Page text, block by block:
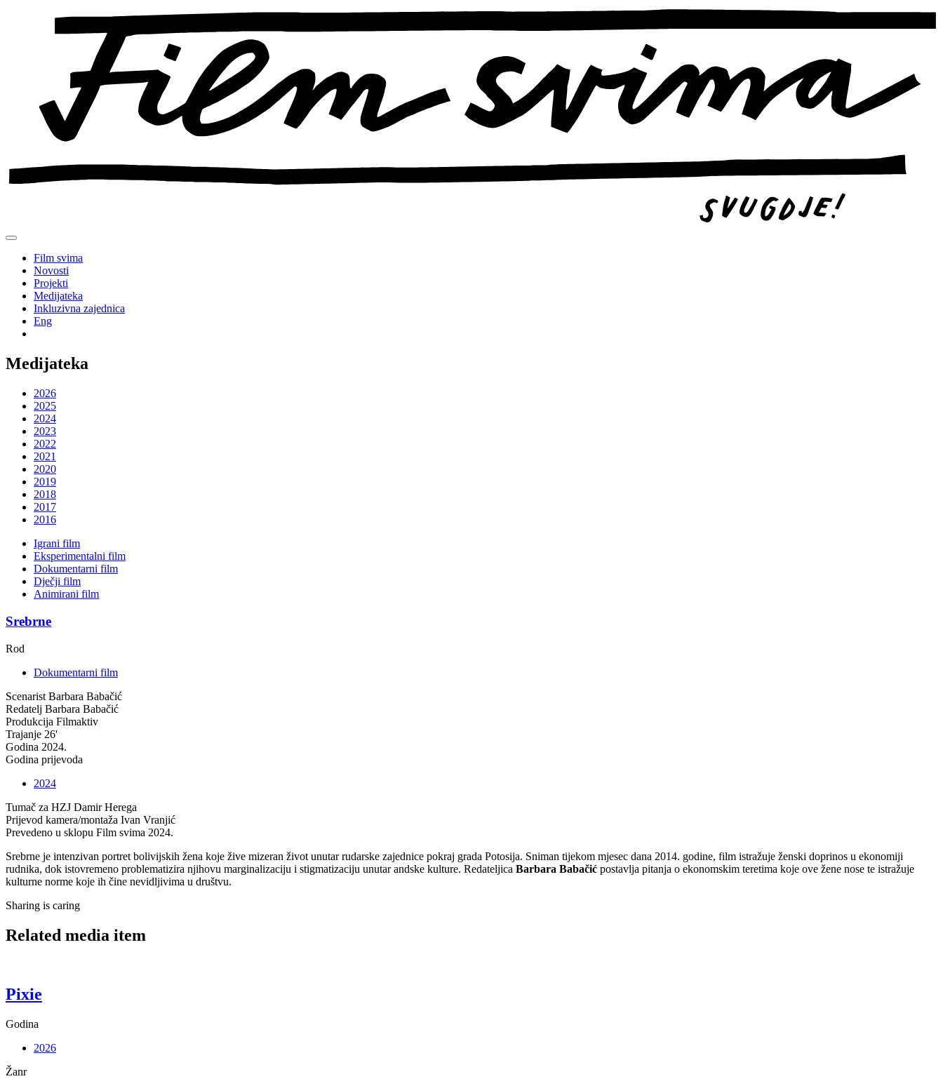
Film svima
Novosti
Projekti
Medijateka
Inkluzivna zajednica
Eng
Medijateka
2026
2025
2024
2023
2022
2021
2020
2019
2018
2017
2016
Igrani film
Eksperimentalni film
Dokumentarni film
Dječji film
Animirani film
Srebrne
Rod
Dokumentarni film
Scenarist Barbara Babačić
Redatelj Barbara Babačić
Produkcija Filmaktiv
Trajanje 26'
Godina 2024.
Godina prijevoda
2024
Tumač za HZJ Damir Herega
Prijevod kamera/montaža Ivan Vranjić
Prevedeno u sklopu Film svima 2024.
Srebrne je intenzivan portret bolivijskih žena koje žive mizeran život unutar rudarske zajednice pokraj grada Potosija. Sniman tijekom mjesec dana 2014. godine, film istražuje ženski doprinos u ekonomiji
rudnika, dok istovremeno problematizira njihovu marginalizaciju i stigmatizaciju unutar andske kulture. Redateljica Barbara Babačić postavlja pitanja o ekonomskim teretima koje ove žene nose te istražuje
kulturne norme koje ih čine nevidljivima u društvu.
Sharing is caring
Related media item
Pixie
Godina
2026
Žanr